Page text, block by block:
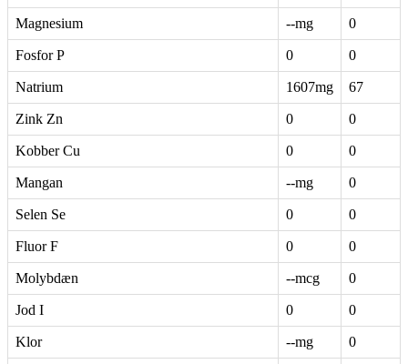
Magnesium --mg 0
Fosfor P 0 0
Natrium 1607mg 67
Zink Zn 0 0
Kobber Cu 0 0
Mangan --mg 0
Selen Se 0 0
Fluor F 0 0
Molybdæn --mcg 0
Jod I 0 0
Klor --mg 0